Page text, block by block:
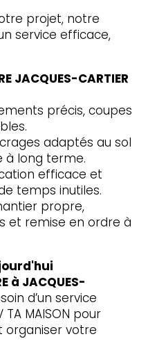
projet, notre
service efficace,
JACQUES-CARTIER
précis, coupes
adaptés au sol
à long terme.
efficace et
temps inutiles.
propre,
et remise en ordre à
à JACQUES-
d’un service
MAISON pour
organiser votre